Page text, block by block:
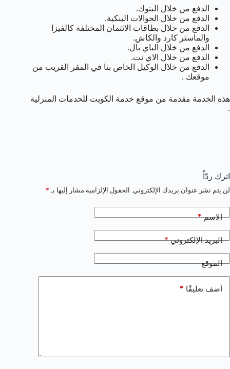
الدفع من خلال البنوك.
الدفع من خلال الحوالات البنكية.
الدفع من خلال بطاقات الائتمان المختلفة كالفيزا
والماستر كارد والكاش.
الدفع من خلال الباي بال.
الدفع من خلال الاي نت.
الدفع من خلال الوكيل الخاص بنا في المقر القريب من
موقعك .
هذه الخدمة مقدمة من موقع خدمة الكويت للخدمات المنزلية
.
اترك ردّاً
لن يتم نشر عنوان بريدك الإلكتروني. الحقول الإلزامية مشار إليها بـ *
الاسم*
البريد الإلكتروني*
الموقع
أضف تعليقًا *